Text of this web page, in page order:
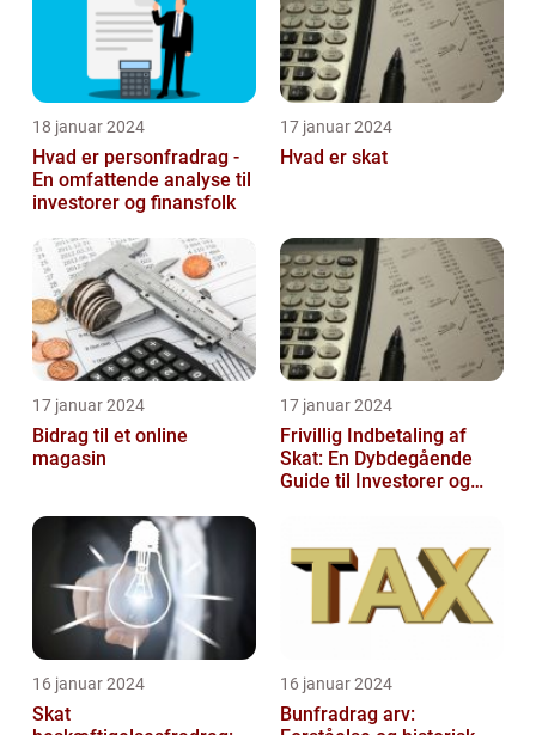
18 januar 2024
Hvad er personfradrag -
En omfattende analyse til
investorer og finansfolk
17 januar 2024
Hvad er skat
17 januar 2024
Bidrag til et online
magasin
17 januar 2024
Frivillig Indbetaling af
Skat: En Dybdegående
Guide til Investorer og
16 januar 2024
Skat
16 januar 2024
Bunfradrag arv: